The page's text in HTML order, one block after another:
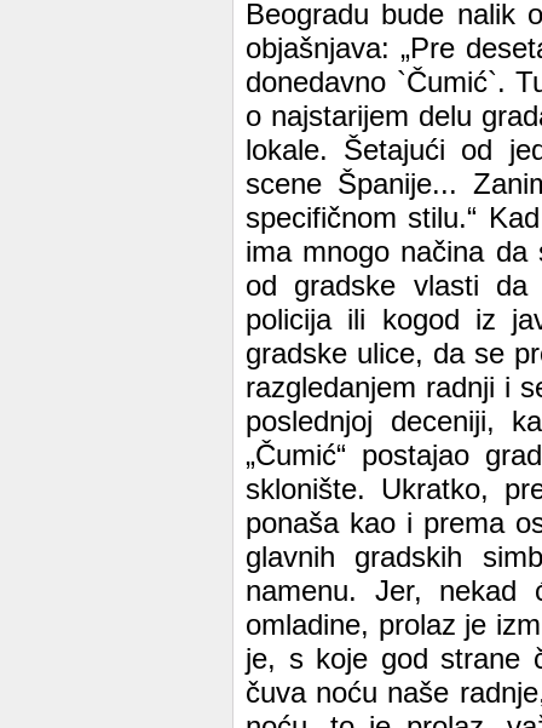
Beogradu bude nalik
objašnjava: „Pre
donedavno `Čumić`.
o najstarijem delu
lokale. Šetajući od
scene Španije...
specifičnom stilu.“
ima mnogo načina
od gradske vlasti da
policija ili kogod iz
gradske ulice, da se
razgledanjem radnji i
poslednjoj deceniji,
„Čumić“ postajao
sklonište. Ukratko,
ponaša kao i prema
glavnih gradskih
namenu. Jer, nekad
omladine, prolaz je
je, s koje god strane
čuva noću naše